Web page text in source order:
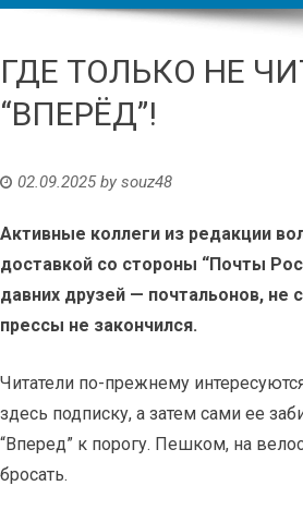
ГДЕ ТОЛЬКО НЕ
“ВПЕРЁД”!
02.09.2025by souz48
Активные коллеги из редакции
доставкой со стороны “Почты
давних друзей — почтальонов, не
прессы не закончился.
Читатели по-прежнему
здесь подписку, а затем сами ее
“Вперед” к порогу. Пешком, на
бросать.